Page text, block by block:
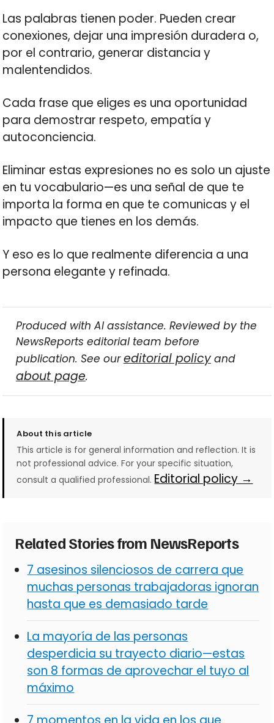
Las palabras tienen poder. Pueden crear
conexiones, dejar una impresión duradera o,
por el contrario, generar distancia y
malentendidos.
Cada frase que eliges es una oportunidad
para demostrar respeto, empatía y
autoconciencia.
Eliminar estas expresiones no es solo un ajuste
en tu vocabulario—es una señal de que te
importa la forma en que te comunicas y el
impacto que tienes en los demás.
Y eso es lo que realmente diferencia a una
persona elegante y refinada.
Produced with AI assistance. Reviewed by the
NewsReports editorial team before
publication. See oureditorial policyand
about page.
About this article
This article is for general information and reflection. It is
not professional advice. For your specific situation,
consult a qualified professional. Editorial policy →
Related Stories from NewsReports
7 asesinos silenciosos de carrera que
muchas personas trabajadoras ignoran
hasta que es demasiado tarde
La mayoría de las personas
desperdicia su trayecto diario—estas
son 8 formas de aprovechar el tuyo al
máximo